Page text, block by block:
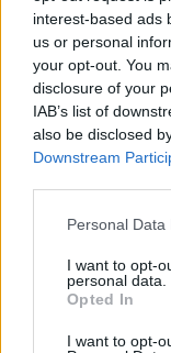
interest-based ads
us or personal
your opt-out. You
disclosure of your
IAB’s list of
also be disclosed
Downstream
Please note that
not limited to your
grant or deny
use your data for
consent section.
Personal
I want to opt-
personal data.
Opted In
I want to opt-
Επίσης, οΆντιτς
Φενέρμπαχτσε,
αντιπαλότητα
από την άλλη
επρόκειτο για την
Παρτιζάν. Για
δεν θα είχε
Πρέπει να ξέρεις